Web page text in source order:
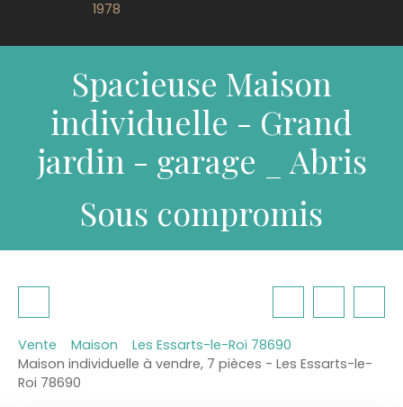
1978
Spacieuse Maison
individuelle - Grand
jardin - garage _ Abris
Sous compromis
Vente Maison
Les Essarts-le-Roi 78690
Maison individuelle à vendre, 7 pièces - Les Essarts-le-
Roi 78690